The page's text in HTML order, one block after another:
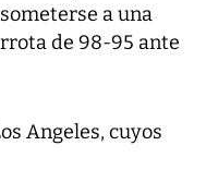
a una
de 98-95 ante
Angeles, cuyos